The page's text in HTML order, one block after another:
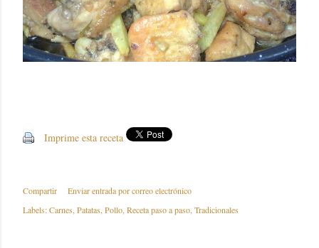
Imprime esta receta
Compartir
Enviar entrada por correo electrónico
Labels:Carnes Patatas Pollo Receta paso a paso Tradicionales